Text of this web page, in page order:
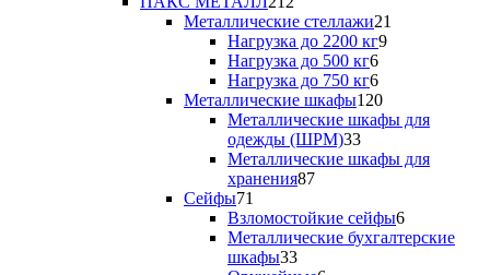
товаров
Металлические стеллажи21
Нагрузка до 2200 кг99
Нагрузка до 500 кг66
товаров
Нагрузка до 750 кг66
товаров
Металлические шкафы120120
товаров
Металлические шкафы для
одежды (ШРМ)3333
товара
Металлические шкафы для
хранения8787
Сейфы71
товар
Взломостойкие сейфы66
товаров
Металлические бухгалтерские
шкафы3333